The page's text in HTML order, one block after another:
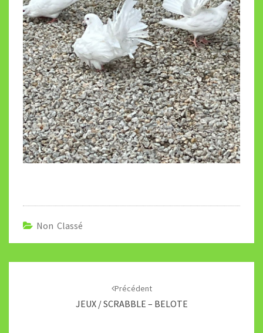
Non Classé
Précédent
JEUX / SCRABBLE – BELOTE